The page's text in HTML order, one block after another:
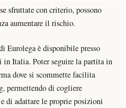
sfruttate con criterio, possono
aumentare il rischio.
Eurolega è disponibile presso
in Italia. Poter seguire la partita in
dove si scommette facilita
permettendo di cogliere
di adattare le proprie posizioni